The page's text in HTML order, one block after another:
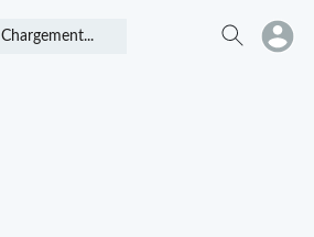
Chargement...